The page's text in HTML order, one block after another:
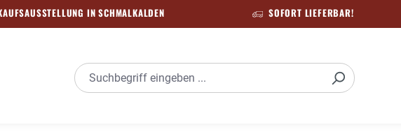
IN SCHMALKALDEN SOFORT LIEFERBAR!